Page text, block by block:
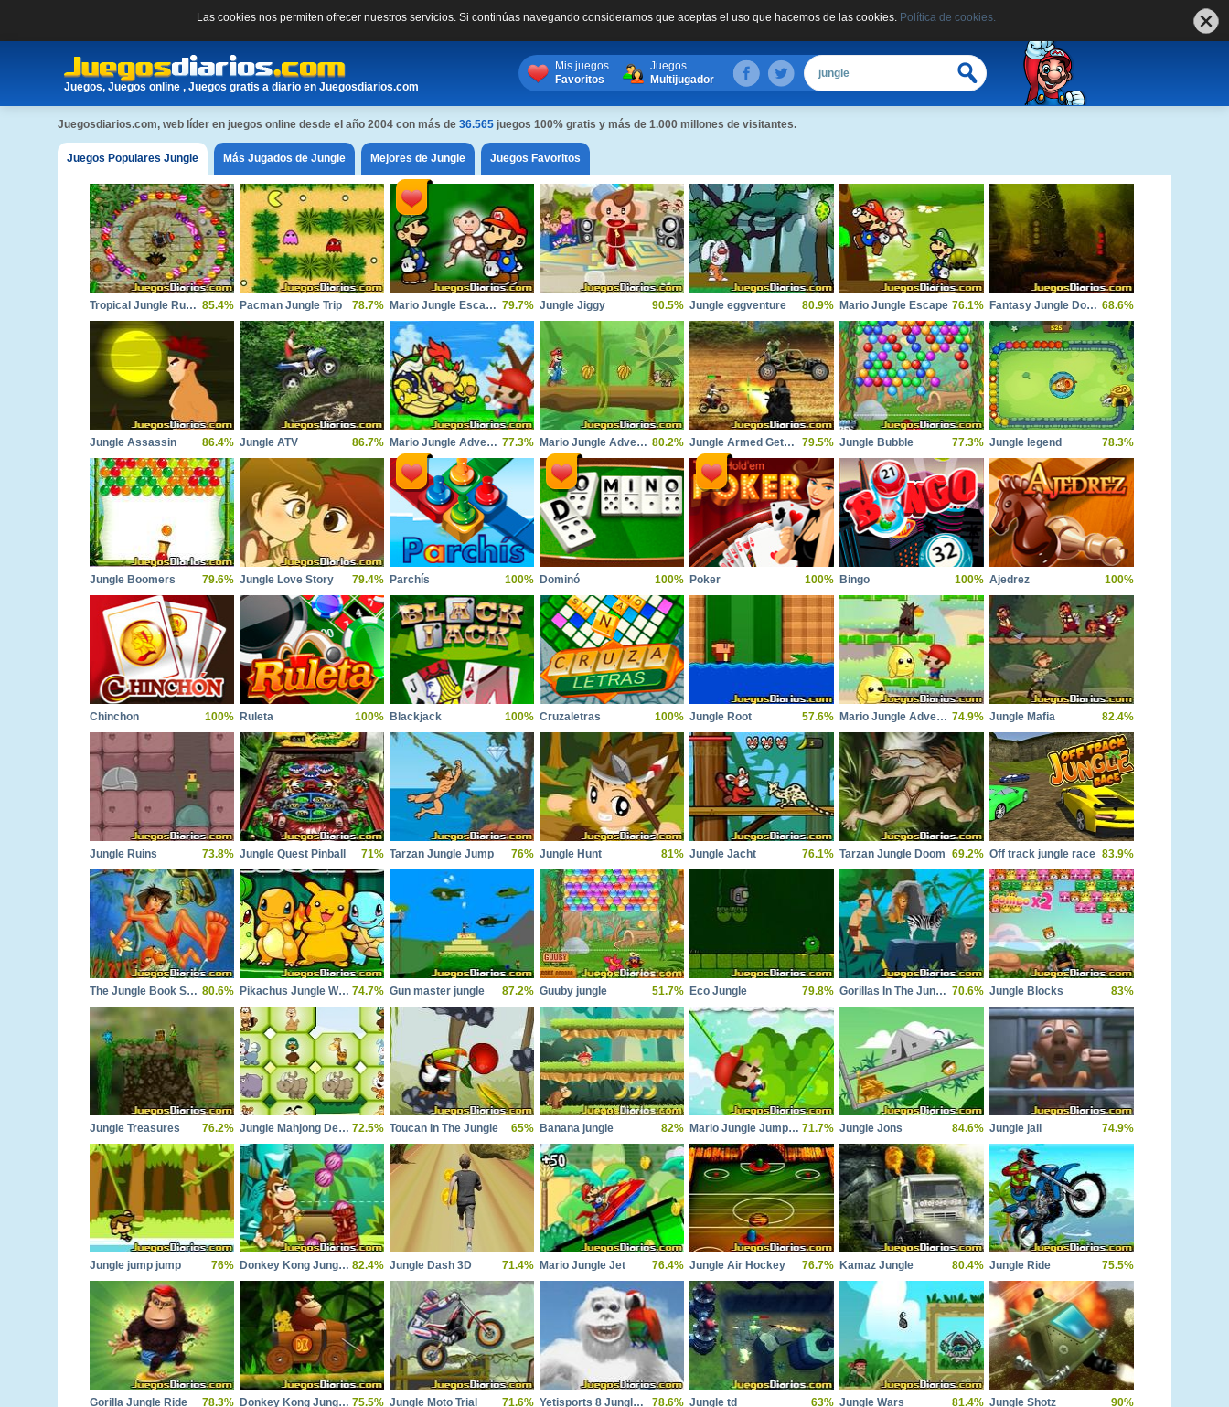
Las cookies nos permiten ofrecer nuestros servicios. Si continúas navegando consideramos que aceptas el uso que hacemos de las cookies. Política de cookies.
Juegos, Juegos online , Juegos gratis a diario en Juegosdiarios.com
Mis juegos
Favoritos
Juegos
Multijugador
Juegosdiarios.com, web líder en juegos online desde el año 2004 con más de 36.565 juegos 100% gratis y más de 1.000 millones de visitantes.
Juegos Populares Jungle Más Jugados de Jungle Mejores de Jungle Juegos Favoritos
Tropical Jungle Rumble 85.4% Pacman Jungle Trip 78.7% Mario Jungle Escape 2 79.7% Jungle Jiggy 90.5% Jungle eggventure 80.9% Mario Jungle Escape 76.1% Fantasy Jungle Downfall Escape 68.6%
Jungle Assassin 86.4% Jungle ATV 86.7% Mario Jungle Adventure 2 77.3% Mario Jungle Adventure 80.2% Jungle Armed Getaway 79.5% Jungle Bubble 77.3% Jungle legend 78.3%
Jungle Boomers 79.6% Jungle Love Story 79.4% Parchís 100% Dominó 100% Poker 100% Bingo 100% Ajedrez 100%
Chinchon 100% Ruleta 100% Blackjack 100% Cruzaletras 100% Jungle Root 57.6% Mario Jungle Adventure 1 74.9% Jungle Mafia 82.4%
Jungle Ruins 73.8% Jungle Quest Pinball 71% Tarzan Jungle Jump 76% Jungle Hunt 81% Jungle Jacht 76.1% Tarzan Jungle Doom 69.2% Off track jungle race 83.9%
The Jungle Book Sega 80.6% Pikachus Jungle World 74.7% Gun master jungle 87.2% Guuby jungle 51.7% Eco Jungle 79.8% Gorillas In The Jungle 70.6% Jungle Blocks 83%
Jungle Treasures 76.2% Jungle Mahjong Deluxe 72.5% Toucan In The Jungle 65% Banana jungle 82% Mario Jungle Jumping 71.7% Jungle Jons 84.6% Jungle jail 74.9%
Jungle jump jump 76% Donkey Kong Jungle Ball 82.4% Jungle Dash 3D 71.4% Mario Jungle Jet 76.4% Jungle Air Hockey 76.7% Kamaz Jungle 80.4% Jungle Ride 75.5%
Gorilla Jungle Ride 78.3% Donkey Kong Jungle Ride 75.5% Jungle Moto Trial 71.6% Yetisports 8 Jungle Swing 78.6% Jungle td 63% Jungle Wars 81.4% Jungle Shotz 90%